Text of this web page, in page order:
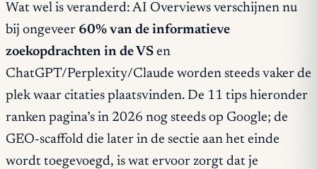
Wat wel is veranderd: AI Overviews verschijnen nu
bij ongeveer 60% van de informatieve
zoekopdrachten in de VS en
ChatGPT/Perplexity/Claude worden steeds vaker de
plek waar citaties plaatsvinden. De 11 tips hieronder
ranken pagina’s in 2026 nog steeds op Google; de
GEO-scaffold die later in de sectie aan het einde
wordt toegevoegd, is wat ervoor zorgt dat je